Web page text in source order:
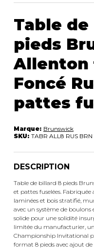
Table
pieds
Allenton
Foncé
pattes
Marque: Brunswick
SKU: TABR ALL8 RUS BRN
DESCRIPTION
Table de billard 8 pieds
et pattes fuselées.
laminées et bois stratifié,
avec un système de
solide pour une solidité
limitée du manufacturier,
Championship Invitational
format 8 pieds avec ajout